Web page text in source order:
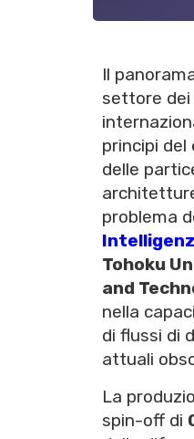
Il
settore dei
principi del
delle
problema
Tohoku
and
nella
di flussi di
attuali
La
spin-off di